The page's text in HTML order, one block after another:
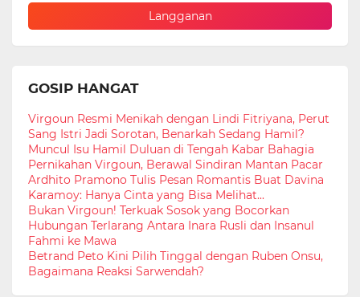
GOSIP HANGAT
Virgoun Resmi Menikah dengan Lindi Fitriyana, Perut
Sang Istri Jadi Sorotan, Benarkah Sedang Hamil?
Muncul Isu Hamil Duluan di Tengah Kabar Bahagia
Pernikahan Virgoun, Berawal Sindiran Mantan Pacar
Ardhito Pramono Tulis Pesan Romantis Buat Davina
Karamoy: Hanya Cinta yang Bisa Melihat...
Bukan Virgoun! Terkuak Sosok yang Bocorkan
Hubungan Terlarang Antara Inara Rusli dan Insanul
Fahmi ke Mawa
Betrand Peto Kini Pilih Tinggal dengan Ruben Onsu,
Bagaimana Reaksi Sarwendah?